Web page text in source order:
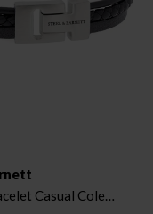
Casual Cole